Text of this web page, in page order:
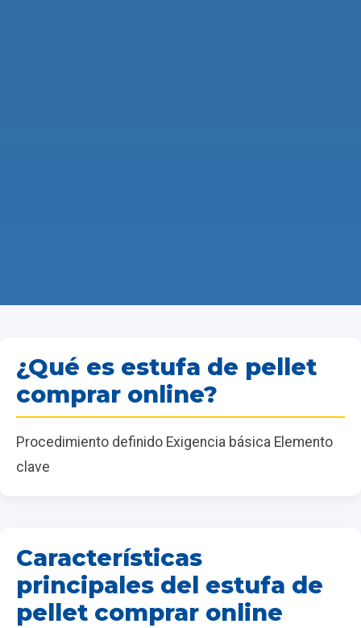
¿Qué es estufa de pellet
comprar online?
Procedimiento definido Exigencia básica Elemento
clave
Características
principales del estufa de
pellet comprar online